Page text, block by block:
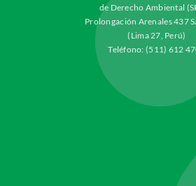
de Derecho Ambiental
Prolongación Arenales 437
(Lima 27, Perú)
Teléfono: (511) 612